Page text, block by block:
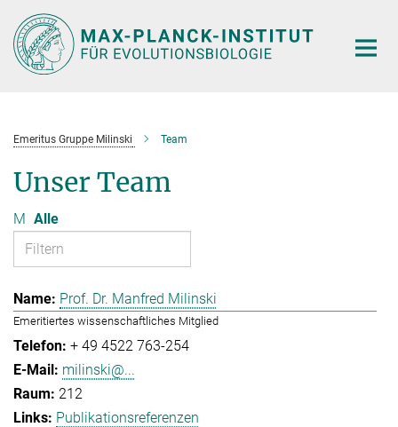
Hauptinhalt
Emeritus Gruppe Milinski Team
Unser Team
M Alle
Prof. Dr. Manfred Milinski
Emeritiertes wissenschaftliches Mitglied
+ 49 4522 763-254
milinski@...
212
Publikationsreferenzen